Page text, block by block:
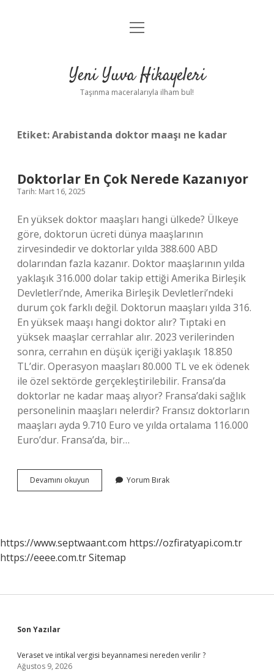
Anasayfa
Yasal Uyarı
menüyü
Yeni Yuva Hikayeleri
Taşınma maceralarıyla ilham bul!
Etiket:Arabistanda doktor maaşı ne kadar
Doktorlar En Çok Nerede Kazanıyor
Tarih: Mart 16, 2025
En yüksek doktor maaşları hangi ülkede? Ülkeye
göre, doktorun ücreti dünya maaşlarının
zirvesindedir ve doktorlar yılda 388.600 ABD
dolarından fazla kazanır. Doktor maaşlarının yılda
yaklaşık 316.000 dolar takip ettiği Amerika Birleşik
Devletleri’nde, Amerika Birleşik Devletleri’ndeki
durum çok farklı değil. Doktorun maaşları yılda 316.
En yüksek maaşı hangi doktor alır? Tıptaki en
yüksek maaşlar cerrahlar alır. 2023 verilerinden
sonra, cerrahın en düşük içeriği yaklaşık 18.850
TL’dir. Operasyon maaşları 80.000 TL ve ek ödenek
ile özel sektörde gerçekleştirilebilir. Fransa’da
doktorlar ne kadar maaş alıyor? Fransa’daki sağlık
personelinin maaşları nelerdir? Fransız doktorların
maaşları ayda 9.710 Euro ve yılda ortalama 116.000
Euro’dur. Fransa’da, bir…
Devamını okuyun Doktorlar
En
Yorum Bırak
https://www.septwaant.com https://ozfiratyapi.com.tr
https://eeee.com.trSitemap
Sidebar
Son Yazılar
Veraset ve intikal vergisi beyannamesi nereden verilir ?
Ağustos 9, 2026